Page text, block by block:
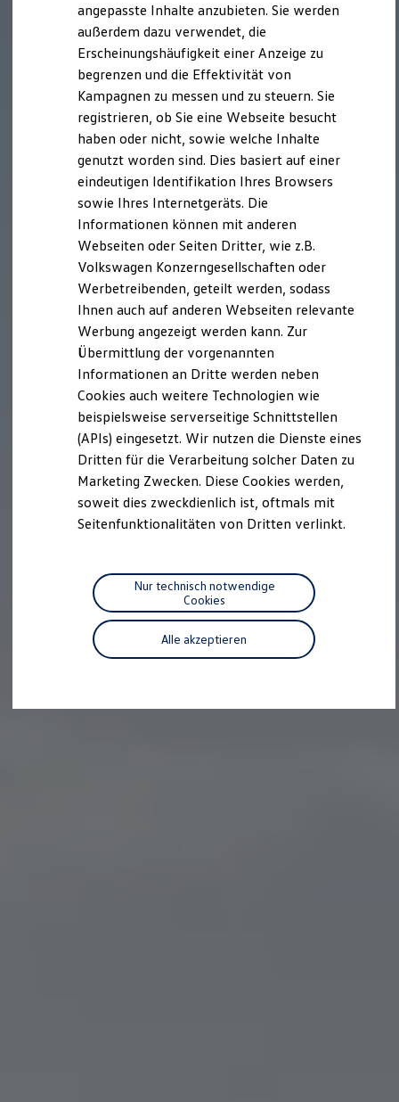
Kosten und Kauf
Verbrauchskosten
Kaufoptionen
E-Auto-Förderung
Software und Konnektivität
Die ID. Software 6
ID. Software Versionen und Updates
Digitale Extras
Schnittstellen zu Ihrem ID.
Hybridautos
Marke und Erlebnis
Volkswagen R und R Experience
R-Modelle
R Experience
Driving Experience
Werkbesichtigung
Factory visit
Lifestyle Shop
Golf Kollektion
ID. Kollektion
Volkswagen Kollektion
GTI Kollektion
Fußball Drop
we drive football
#wedriveproud
Besitzer und Service
myVolkswagen
Software Updates
Inspektion und HU/AU
Räder und Reifen
Pannen- und Unfallhilfe
Economy Service
Volkswagen Teile
Zubehör
Modellspezifisches Zubehör
Entertainment und Elektronik
angepasste Inhalte anzubieten. Sie werden
außerdem dazu verwendet, die
Erscheinungshäufigkeit einer Anzeige zu
begrenzen und die Effektivität von
Kampagnen zu messen und zu steuern. Sie
registrieren, ob Sie eine Webseite besucht
haben oder nicht, sowie welche Inhalte
genutzt worden sind. Dies basiert auf einer
eindeutigen Identifikation Ihres Browsers
sowie Ihres Internetgeräts. Die
Informationen können mit anderen
Webseiten oder Seiten Dritter, wie z.B.
Volkswagen Konzerngesellschaften oder
Werbetreibenden, geteilt werden, sodass
Ihnen auch auf anderen Webseiten relevante
Werbung angezeigt werden kann. Zur
Übermittlung der vorgenannten
Informationen an Dritte werden neben
Cookies auch weitere Technologien wie
beispielsweise serverseitige Schnittstellen
(APIs) eingesetzt. Wir nutzen die Dienste eines
Dritten für die Verarbeitung solcher Daten zu
Marketing Zwecken. Diese Cookies werden,
soweit dies zweckdienlich ist, oftmals mit
Seitenfunktionalitäten von Dritten verlinkt.
Alle akzeptieren
Nur technisch notwendige
Cookies